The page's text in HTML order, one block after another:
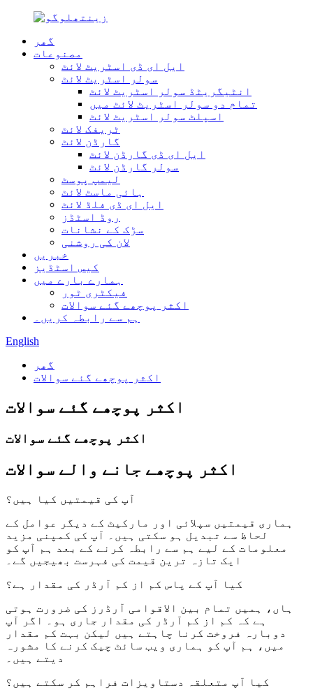
گھر
مصنوعات
ایل ای ڈی اسٹریٹ لائٹ
سولر اسٹریٹ لائٹ
انٹیگریٹڈ سولر اسٹریٹ لائٹ
تمام دو سولر اسٹریٹ لائٹ میں
اسپلٹ سولر اسٹریٹ لائٹ
ٹریفک لائٹ
گارڈن لائٹ
ایل ای ڈی گارڈن لائٹ
سولر گارڈن لائٹ
لیمپ پوسٹ
ہائی ماسٹ لائٹ
ایل ای ڈی فلڈ لائٹ
روڈ اسٹڈز
سڑک کے نشانات
لان کی روشنی
خبریں
کیس اسٹڈیز
ہمارے بارے میں
فیکٹری ٹور
اکثر پوچھے گئے سوالات
ہم سے رابطہ کریں۔
English
گھر
اکثر پوچھے گئے سوالات
اکثر پوچھے گئے سوالات
اکثر پوچھے گئے سوالات
اکثر پوچھے جانے والے سوالات
آپ کی قیمتیں کیا ہیں؟
ہماری قیمتیں سپلائی اور مارکیٹ کے دیگر عوامل کے
لحاظ سے تبدیل ہو سکتی ہیں۔ آپ کی کمپنی مزید
معلومات کے لیے ہم سے رابطہ کرنے کے بعد ہم آپ کو
ایک تازہ ترین قیمت کی فہرست بھیجیں گے۔
کیا آپ کے پاس کم از کم آرڈر کی مقدار ہے؟
ہاں، ہمیں تمام بین الاقوامی آرڈرز کی ضرورت ہوتی
ہے کہ کم از کم آرڈر کی مقدار جاری ہو۔ اگر آپ
دوبارہ فروخت کرنا چاہتے ہیں لیکن بہت کم مقدار
میں، ہم آپ کو ہماری ویب سائٹ چیک کرنے کا مشورہ
دیتے ہیں۔
کیا آپ متعلقہ دستاویزات فراہم کر سکتے ہیں؟